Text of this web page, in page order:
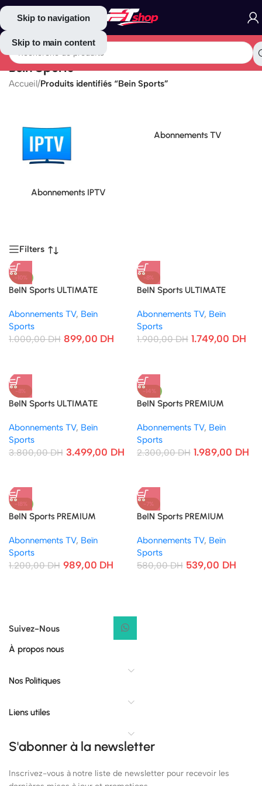
Skip to navigation
Skip to main content
Bein Sports
Accueil/Produits identifiés “Bein Sports”
Abonnements IPTV
Abonnements TV
Filters
-10%
BeIN Sports ULTIMATE
Mois
Abonnements TV, Beïn
Sports
1.000,00DH 899,00 DH
-8%
BeIN Sports ULTIMATE
Mois
Abonnements TV, Beïn
Sports
1.900,00DH 1.749,00 DH
-8%
BeIN Sports ULTIMATE
Mois
Abonnements TV, Beïn
Sports
3.800,00DH 3.499,00 DH
-14%
BeIN Sports PREMIUM
Mois
Abonnements TV, Beïn
Sports
2.300,00DH 1.989,00 DH
-18%
BeIN Sports PREMIUM
Mois
Abonnements TV, Beïn
Sports
1.200,00DH 989,00 DH
-7%
BeIN Sports PREMIUM
Mois
Abonnements TV, Beïn
Sports
580,00DH 539,00 DH
Suivez-Nous
À propos nous
Nos Politiques
Liens utiles
S'abonner à la newsletter
Inscrivez-vous à notre liste de newsletter pour recevoir les